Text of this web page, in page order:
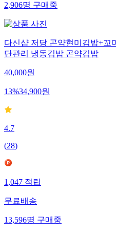
2,906명 구매중
다신샵 저당 곤약현미김밥+꼬
단관리 냉동김밥 곤약김밥
40,000원
13%34,900원
4.7
(28)
1,047 적립
무료배송
13,596명 구매중